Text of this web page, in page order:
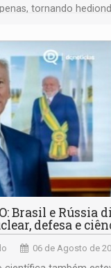
tornando
Brasil e Rússia
defesa e
06 de Agosto de